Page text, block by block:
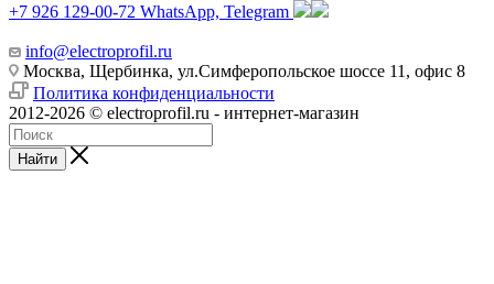
+7 926 129-00-72 WhatsApp, Telegram
info@electroprofil.ru
Москва, Щербинка, ул.Симферопольское шоссе 11, офис 8
Политика конфиденциальности
2012-2026 © electroprofil.ru - интернет-магазин
Найти